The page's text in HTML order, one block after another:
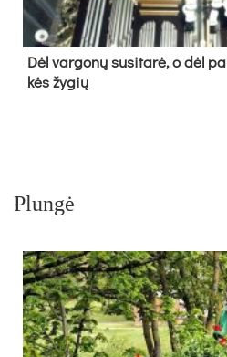
Dėl var­go­nų su­si­ta­rė, o dėl
kės žy­gių
Plungė